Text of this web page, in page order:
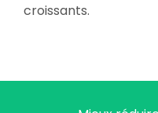
croissants.